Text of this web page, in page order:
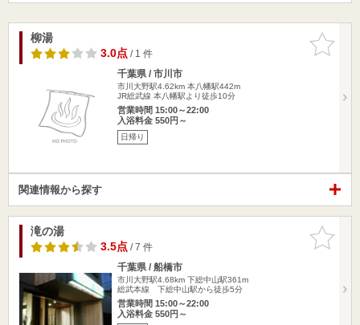
お気に入
りに追加
柳湯
3.0点/ 1 件
千葉県 / 市川市
市川大野駅4.62km 本八幡駅442m
JR総武線 本八幡駅より徒歩10分
営業時間 15:00～22:00
入浴料金 550円～
日帰り
関連情報から探す
お気に入
りに追加
滝の湯
3.5点/ 7 件
千葉県 / 船橋市
市川大野駅4.68km 下総中山駅361m
総武本線 下総中山駅から徒歩5分
営業時間 15:00～22:00
入浴料金 550円～